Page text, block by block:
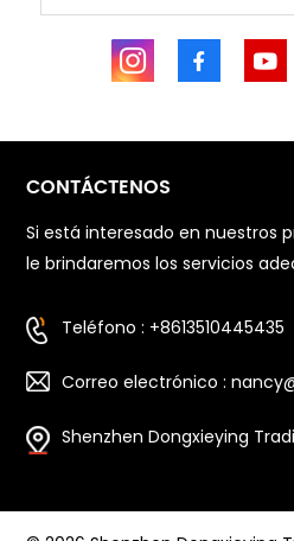
CONTÁCTENOS
Si está interesado en nuestros
le brindaremos los servicios
Teléfono : +8613510445435
Correo electrónico :
Shenzhen Dongxieying